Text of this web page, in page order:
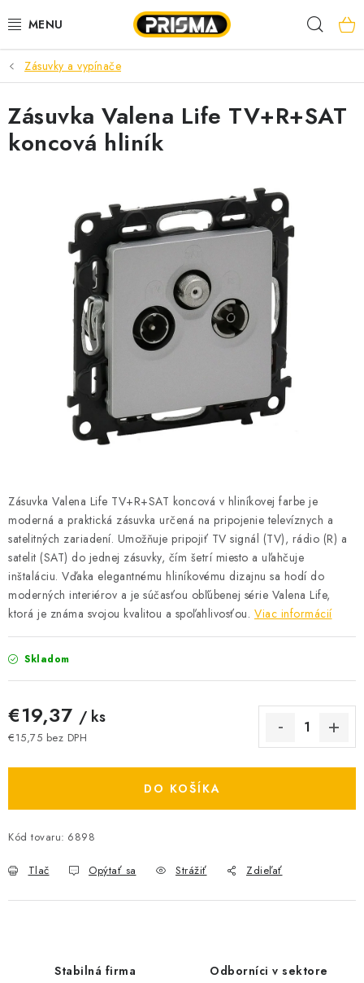
na
OBCHOD
O NÁS
REFERENCIE
KARIÉRA
AKCIE
LED PÁSY
MODULÁRNE PRÍSTROJE
KÁBLE A VODIČE
SVORKY, ROZBOČOVAČE A OSTATNÉ
BLESKOZVOD
BATÉRIE A NABÍJAČKY
ELEKTRICKÉ VYKUROVANIE A VENTILÁCIA
NÁRADIE A KOTVIACI MATERIÁL
SVIETIDLÁ A SVETELNÉ ZDROJE
ÚLOŽNÝ MATERIÁL
ZÁSUVKY A VYPÍNAČE
DOMÁCNOSŤ
ELEKTROMEROVÉ ROZVÁDZAČE
Zásuvky a vypínače
Zásuvka Valena Life TV+R+SAT koncová v hliníkovej farbe je
moderná a praktická zásuvka určená na pripojenie televíznych a
satelitných zariadení. Umožňuje pripojiť TV signál (TV), rádio (R) a
satelit (SAT) do jednej zásuvky, čím šetrí miesto a uľahčuje
inštaláciu. Vďaka elegantnému hliníkovému dizajnu sa hodí do
moderných interiérov a je súčasťou obľúbenej série Valena Life,
ktorá je známa svojou kvalitou a spoľahlivosťou. Viac informácií
Skladom
€19,37 / ks
€15,75 bez DPH
DO KOŠÍKA
Kód tovaru: 6898
Tlač Opýtať sa Strážiť Zdieľať
Zásuvka Valena Life TV+R+SAT
koncová hliník
Stabilná firma Odborníci v sektore